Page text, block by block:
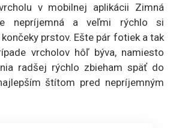
v mobilnej aplikácii Zimná
nepríjemná a veľmi rýchlo si
prstov. Ešte pár fotiek a tak
vrcholov hôľ býva, namiesto
radšej rýchlo zbieham späť do
štítom pred nepríjemným